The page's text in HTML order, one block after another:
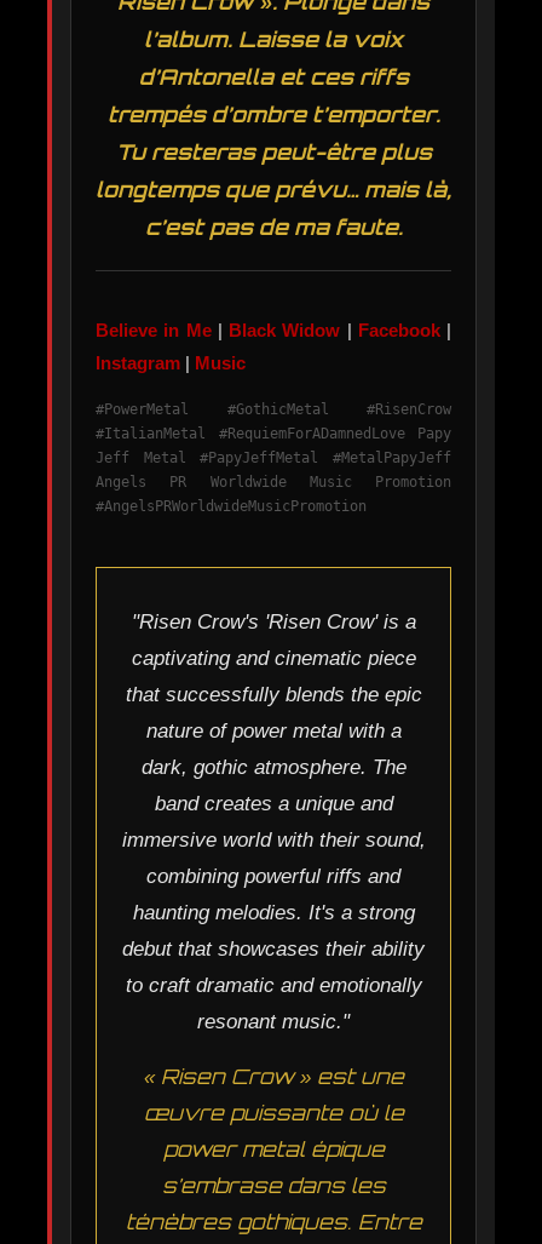
l’album. Laisse la voix
d’Antonella et ces riffs
trempés d’ombre t’emporter.
Tu resteras peut-être plus
longtemps que prévu… mais là,
c’est pas de ma faute.
Believe in Me| Black Widow Facebook|
Instagram
Music
#PowerMetal #GothicMetal #RisenCrow
#ItalianMetal #RequiemForADamnedLove Papy
Jeff Metal #PapyJeffMetal #MetalPapyJeff
Angels PR Worldwide Music Promotion
#AngelsPRWorldwideMusicPromotion
"Risen Crow's 'Risen Crow' is a
captivating and cinematic piece
that successfully blends the epic
nature of power metal with a
dark, gothic atmosphere. The
band creates a unique and
immersive world with their sound,
combining powerful riffs and
haunting melodies. It's a strong
debut that showcases their ability
to craft dramatic and emotionally
resonant music."
« Risen Crow » est une
œuvre puissante où le
power metal épique
s’embrase dans les
ténèbres gothiques. Entre